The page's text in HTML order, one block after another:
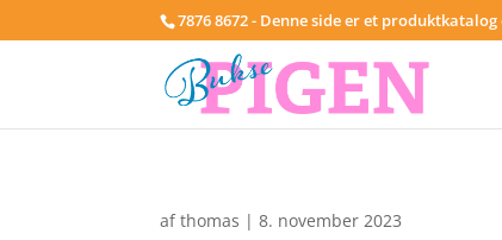
7876 8672 - Denne side er et
afthomas |8. november 2023